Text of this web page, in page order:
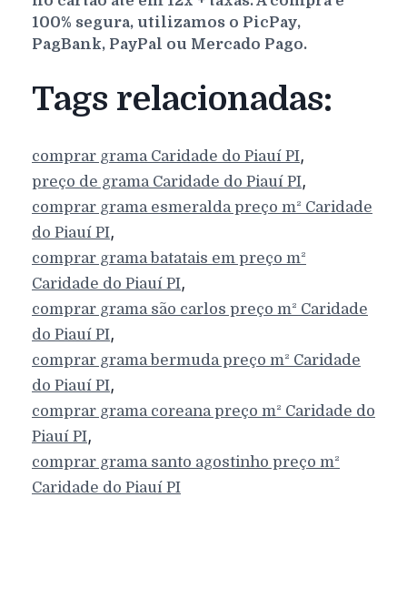
100% segura, utilizamos o PicPay,
PagBank, PayPal ou Mercado Pago.
Tags relacionadas:
comprar grama Caridade do Piauí PI,
preço de grama Caridade do Piauí PI,
comprar grama esmeralda preço m² Caridade
do Piauí PI,
comprar grama batatais em preço m²
Caridade do Piauí PI,
comprar grama são carlos preço m² Caridade
do Piauí PI,
comprar grama bermuda preço m² Caridade
do Piauí PI,
comprar grama coreana preço m² Caridade do
Piauí PI,
comprar grama santo agostinho preço m²
Caridade do Piauí PI